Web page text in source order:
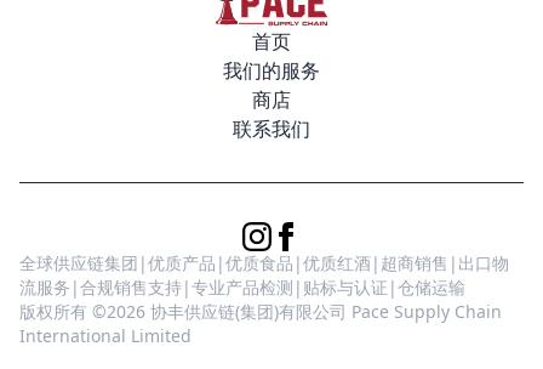
首页
我们的服务
商店
联系我们
全球供应链集团|优质产品|优质食品|优质红酒|超商销售|出口物
流服务|合规销售支持|专业产品检测|贴标与认证|仓储运输
版权所有 ©2026 协丰供应链(集团)有限公司 Pace Supply Chain
International Limited